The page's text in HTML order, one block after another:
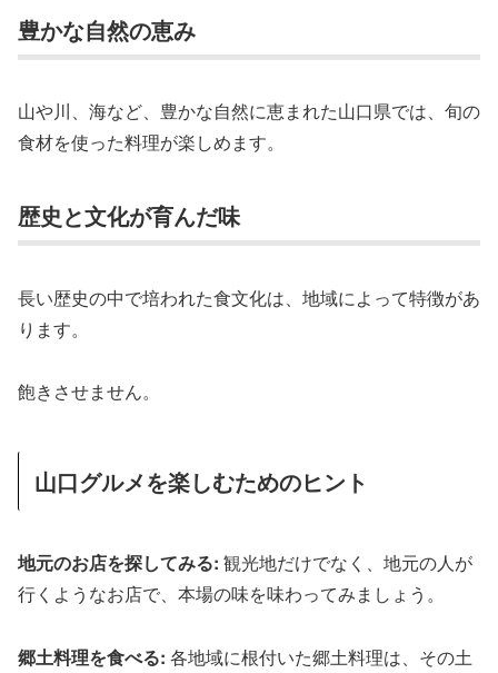
豊かな自然の恵み
山や川、海など、豊かな自然に恵まれた山口県では、旬の
食材を使った料理が楽しめます。
歴史と文化が育んだ味
長い歴史の中で培われた食文化は、地域によって特徴があ
ります。
飽きさせません。
山口グルメを楽しむためのヒント
地元のお店を探してみる: 観光地だけでなく、地元の人が
行くようなお店で、本場の味を味わってみましょう。
郷土料理を食べる: 各地域に根付いた郷土料理は、その土